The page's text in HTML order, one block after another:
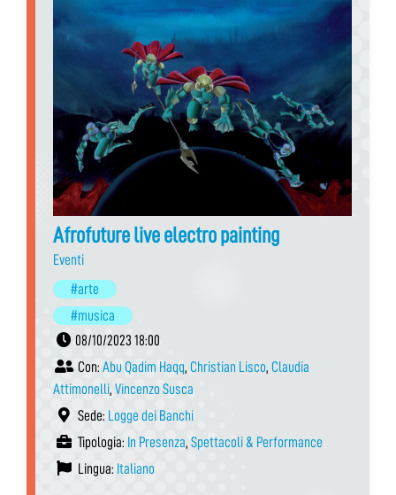
Afrofuture live electro painting
Eventi
#arte
#musica
08/10/2023 18:00
Con: Abu Qadim Haqq, Christian Lisco, Claudia
Attimonelli, Vincenzo Susca
Sede: Logge dei Banchi
Tipologia: In Presenza, Spettacoli & Performance
Lingua: Italiano